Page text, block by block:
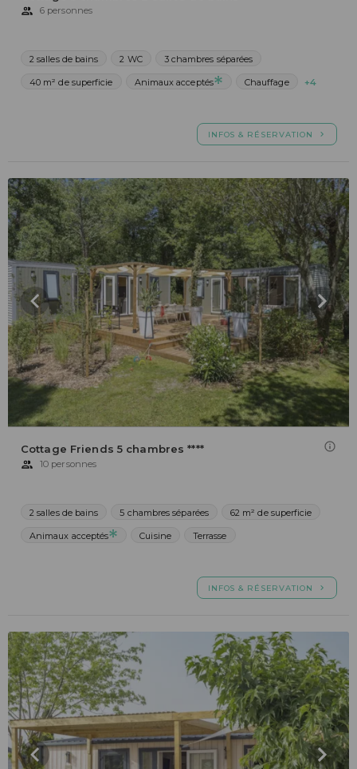
6 personnes
2 salles de bains 2 WC 3 chambres séparées
40 m² de superficie Animaux acceptés Chauffage +4
INFOS & RÉSERVATION
Cottage Friends 5 chambres ****
10 personnes
2 salles de bains 5 chambres séparées 62 m² de superficie
Animaux acceptés Cuisine Terrasse
INFOS & RÉSERVATION